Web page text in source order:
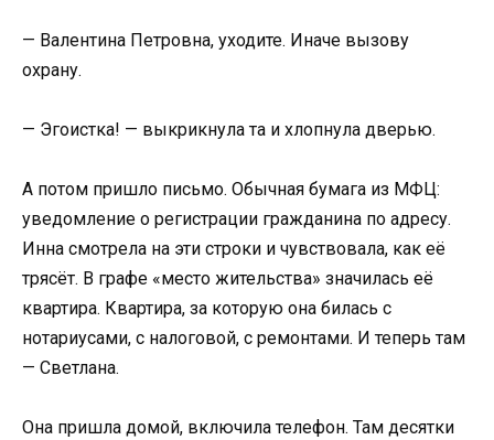
— Валентина Петровна, уходите. Иначе вызову
охрану.
— Эгоистка! — выкрикнула та и хлопнула дверью.
А потом пришло письмо. Обычная бумага из МФЦ:
уведомление о регистрации гражданина по адресу.
Инна смотрела на эти строки и чувствовала, как её
трясёт. В графе «место жительства» значилась её
квартира. Квартира, за которую она билась с
нотариусами, с налоговой, с ремонтами. И теперь там
— Светлана.
Она пришла домой, включила телефон. Там десятки